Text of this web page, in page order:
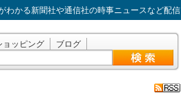
わかる新聞社や通信社の時事ニュースなど配信
ョッピング ブログ